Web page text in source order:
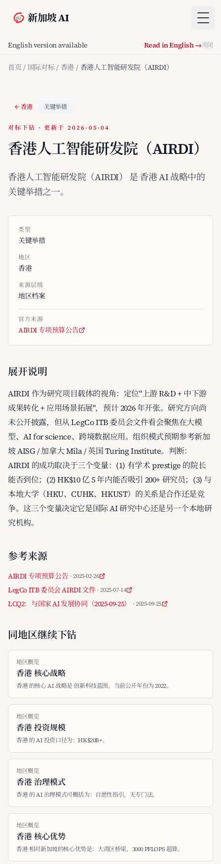
新加坡 AI
English version available Read in English →关闭
首页 / 国际对标 / 香港 / 香港人工智能研发院（AIRDI）
香港 关键举措
对标下钻 · 更新于 2026-05-04
香港人工智能研发院（AIRDI）
香港人工智能研发院（AIRDI） 是 香港 AI 战略中的
关键举措之一。
类型
关键举措
地区
香港
来源层级
地区档案
官方来源
AIRDI 专项预算公告
展开说明
AIRDI 作为研究项目载体的视角：定位"上游 R&D + 中下游
成果转化 + 应用场景拓展"，预计 2026 年开张。研究方向尚
未公开披露，但从 LegCo ITB 委员会文件看会聚焦在大模
型、AI for science、跨境数据应用。组织模式预期参考新加
坡 AISG / 加拿大 Mila / 英国 Turing Institute。判断：
AIRDI 的成功取决于三个变量：(1) 有学术 prestige 的院长
能否到位；(2) HK$10 亿 5 年内能否吸引 200+ 研究员；(3) 与
本地大学（HKU、CUHK、HKUST）的关系是合作还是竞
争。这三个变量决定它是国际 AI 研究中心还是另一个本地研
究机构。
参考来源
AIRDI 专项预算公告 · 2025-02-26
LegCo ITB 委员会 AIRDI 文件 · 2025-07-14
LCQ2：与国家 AI 发展协同（2025-09-25） · 2025-09-25
同地区继续下钻
地区概览
香港 核心战略
香港 的核心 AI 战略是 创新科技蓝图，当前公开年份为 2022。
地区概览
香港 投资规模
香港 的 AI 投资口径为：HK$20B+。
地区概览
香港 治理模式
香港 的 AI 治理模式可概括为：自愿性指引，无专门法。
地区概览
香港 核心优势
香港 相对新加坡的核心优势是：大湾区桥梁，3000 PFLOPS 超算。